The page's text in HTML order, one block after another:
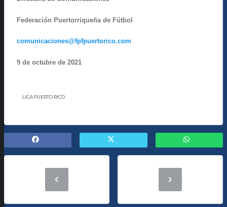
Federación Puertorriqueña de Fútbol
comunicaciones@fpfpuertorico.com
9 de octubre de 2021
LIGA PUERTO RICO